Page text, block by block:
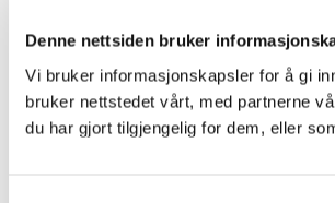
Denne nettsiden bruker
Vi bruker informasjonskapsler for å gi
bruker nettstedet vårt, med partnerne
du har gjort tilgjengelig for dem, eller